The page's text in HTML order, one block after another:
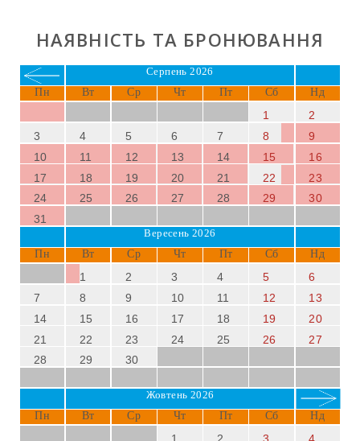
НАЯВНІСТЬ ТА БРОНЮВАННЯ
Серпень 2026
Пн Вт Ср Чт Пт Сб Нд
1
2
3
4 5 6 7 8
9
10
11 12 13 14 15
16
17
18 19 20 21 22
23
24
25 26 27 28 29
30
31
Вересень 2026
Пн Вт Ср Чт Пт Сб Нд
1 2 3 4 5
6
7
8 9 10 11 12
13
14
15 16 17 18 19
20
21
22 23 24 25 26
27
28
29 30
Жовтень 2026
Пн Вт Ср Чт Пт Сб Нд